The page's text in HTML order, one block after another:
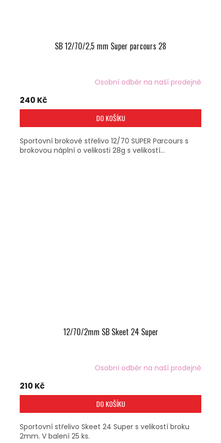
SB 12/70/2,5 mm Super parcours 28
Osobní odběr na naší prodejně
240 Kč
DO KOŠÍKU
Sportovní brokové střelivo 12/70 SUPER Parcours s
brokovou náplní o velikosti 28g s velikostí...
12/70/2mm SB Skeet 24 Super
Osobní odběr na naší prodejně
210 Kč
DO KOŠÍKU
Sportovní střelivo Skeet 24 Super s velikostí broku
2mm. V balení 25 ks.